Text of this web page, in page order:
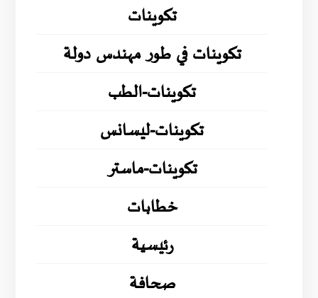
تكوينات
تكوينات في طور مهندس دولة
تكوينات-الطب
تكوينات-ليسانس
تكوينات-ماستر
خطابات
رئيسية
صحافة